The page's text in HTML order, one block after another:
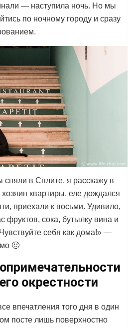
— наступила ночь. Но мы
по ночному городу и сразу
сняли в Сплите, я расскажу в
квартиры, еле дождался
приехали к восьми. Удивило,
фруктов, сока, бутылку вина и
себя как дома!» —
🙂
окрестности
впечатления того дня в один
посте лишь поверхностно